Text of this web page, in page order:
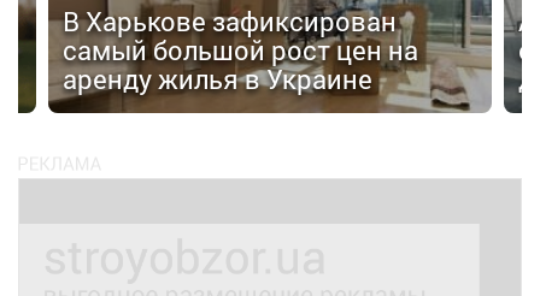
В Харькове зафиксирован
самый большой рост цен на
аренду жилья в Украине